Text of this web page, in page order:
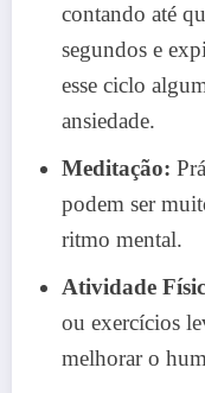
contando até
segundos e
esse ciclo
ansiedade.
Meditação:
podem ser
ritmo mental.
Atividade
ou exercícios
melhorar o